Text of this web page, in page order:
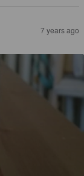
7 years ago